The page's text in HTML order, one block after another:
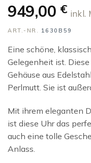
949,00 € inkl.
ART.-NR. 1630B59
Eine schöne,
Gelegenheit ist.
Gehäuse aus
Perlmutt. Sie ist
Mit ihrem eleganten
ist diese Uhr das
auch eine tolle
Anlass.